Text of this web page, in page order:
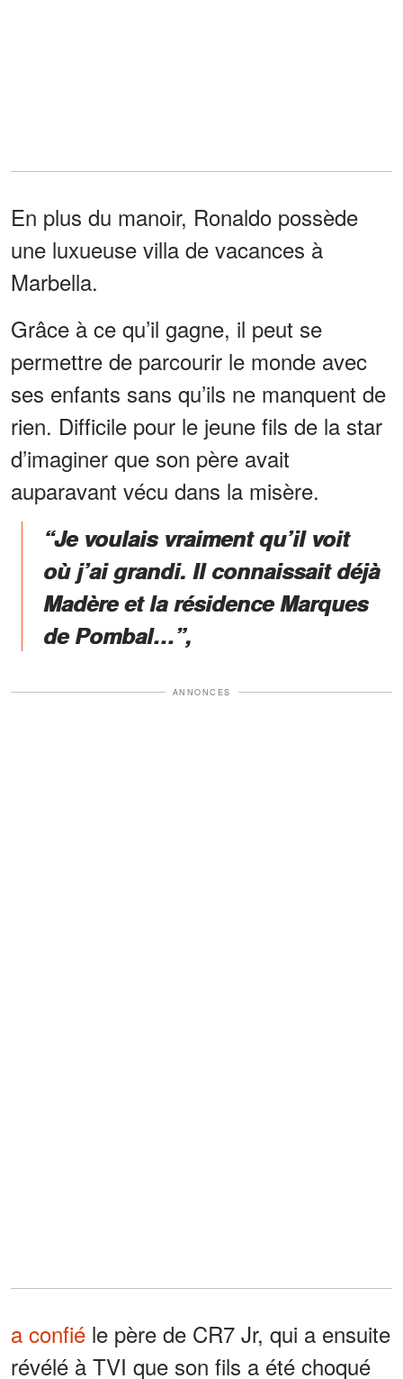
En plus du manoir, Ronaldo possède
une luxueuse villa de vacances à
Marbella.
Grâce à ce qu’il gagne, il peut se
permettre de parcourir le monde avec
ses enfants sans qu’ils ne manquent de
rien. Difficile pour le jeune fils de la star
d’imaginer que son père avait
auparavant vécu dans la misère.
“Je voulais vraiment qu’il voit
où j’ai grandi. Il connaissait déjà
Madère et la résidence Marques
de Pombal…”,
ANNONCES
a confié le père de CR7 Jr, qui a ensuite
révélé à TVI que son fils a été choqué